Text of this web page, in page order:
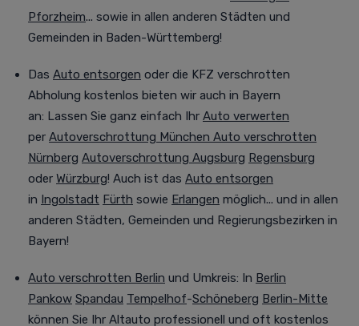
Pforzheim... sowie in allen anderen Städten und
Gemeinden in Baden-Württemberg!
Das Auto entsorgen oder die KFZ verschrotten
Abholung kostenlos bieten wir auch in Bayern
an: Lassen Sie ganz einfach Ihr Auto verwerten
per Autoverschrottung München Auto verschrotten
Nürnberg Autoverschrottung Augsburg Regensburg
oder Würzburg! Auch ist das Auto entsorgen
in Ingolstadt Fürth sowie Erlangen möglich... und in allen
anderen Städten, Gemeinden und Regierungsbezirken in
Bayern!
Auto verschrotten Berlin und Umkreis: In Berlin
Pankow Spandau Tempelhof-Schöneberg Berlin-Mitte
können Sie Ihr Altauto professionell und oft kostenlos